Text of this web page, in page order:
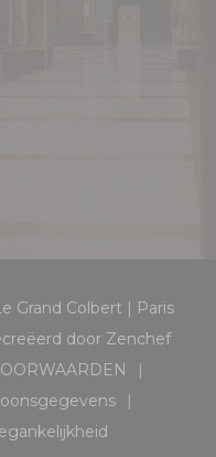
Grand Colbert | Paris
door Zenchef
venster))((opent in een nieuw
in een nieuw venster))
nieuw venster))
((opent in een nieuw